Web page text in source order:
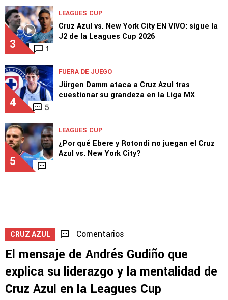
3 1
LEAGUES CUP
Cruz Azul vs. New York City EN VIVO: sigue la
J2 de la Leagues Cup 2026
4 5
FUERA DE JUEGO
Jürgen Damm ataca a Cruz Azul tras
cuestionar su grandeza en la Liga MX
5
LEAGUES CUP
¿Por qué Ebere y Rotondi no juegan el Cruz
Azul vs. New York City?
CRUZ AZUL Comentarios
El mensaje de Andrés Gudiño que
explica su liderazgo y la mentalidad de
Cruz Azul en la Leagues Cup